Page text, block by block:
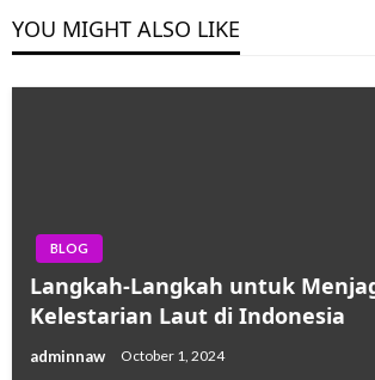
YOU MIGHT ALSO LIKE
BLOG
Langkah-Langkah untuk
Kelestarian Laut di Indonesia
adminnaw October 1, 2024